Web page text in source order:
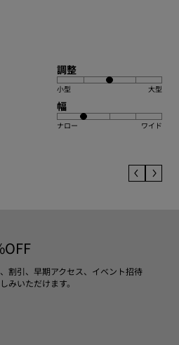
調整
小型 大型
幅
ナロー ワイド
割引、早期アクセス、イベント招待
みいただけます。